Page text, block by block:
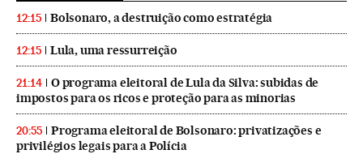
12:15 Bolsonaro, a destruição como estratégia
12:15 Lula, uma ressurreição
21:14
O programa eleitoral de Lula da Silva: subidas de
impostos para os ricos e proteção para as minorias
20:55
Programa eleitoral de Bolsonaro: privatizações e
privilégios legais para a Polícia